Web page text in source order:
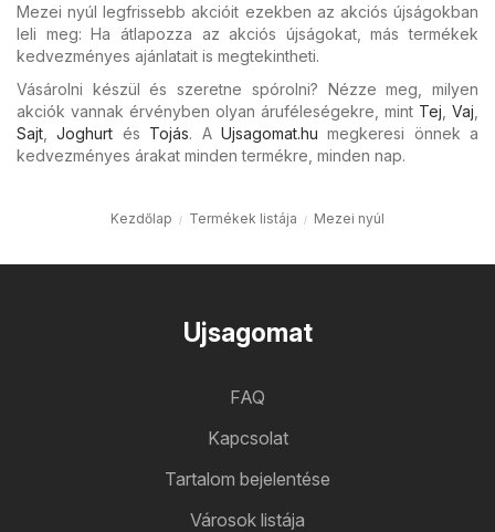
Mezei nyúl legfrissebb akcióit ezekben az akciós újságokban
leli meg: Ha átlapozza az akciós újságokat, más termékek
kedvezményes ajánlatait is megtekintheti.
Vásárolni készül és szeretne spórolni? Nézze meg, milyen
akciók vannak érvényben olyan áruféleségekre, mint Tej Vaj
Sajt ,Joghurt és Tojás. A Ujsagomat.hu megkeresi önnek a
kedvezményes árakat minden termékre, minden nap.
Kezdőlap Termékek listája Mezei nyúl
Ujsagomat
FAQ
Kapcsolat
Tartalom bejelentése
Városok listája